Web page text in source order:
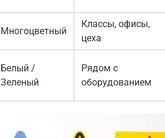
Многоцветный
Классы, офисы,
цеха
Белый /
Зеленый
Рядом с
оборудованием